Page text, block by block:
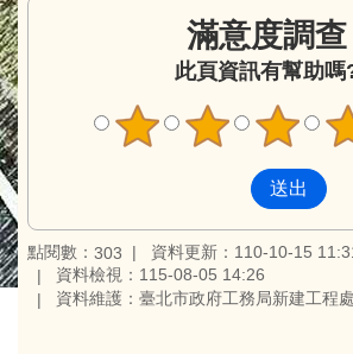
滿意度調查
此頁資訊有幫助嗎
點閱數： 303
資料更新：110-10-15
資料檢視：115-08-05 14:26
資料維護：臺北市政府工務局新建工程處